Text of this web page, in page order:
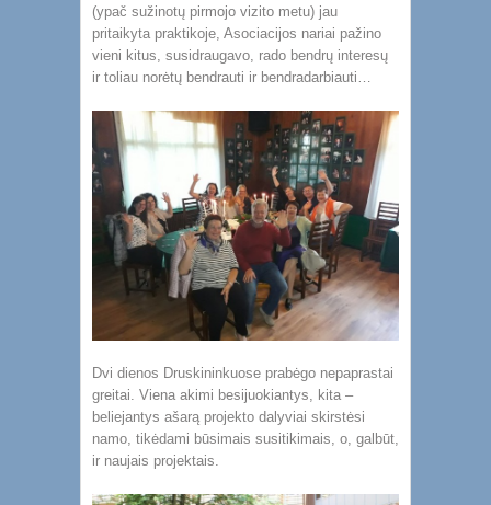
(ypač sužinotų pirmojo vizito metu) jau
pritaikyta praktikoje, Asociacijos nariai pažino
vieni kitus, susidraugavo, rado bendrų interesų
ir toliau norėtų bendrauti ir bendradarbiauti…
Dvi dienos Druskininkuose prabėgo nepaprastai
greitai. Viena akimi besijuokiantys, kita –
beliejantys ašarą projekto dalyviai skirstėsi
namo, tikėdami būsimais susitikimais, o, galbūt,
ir naujais projektais.